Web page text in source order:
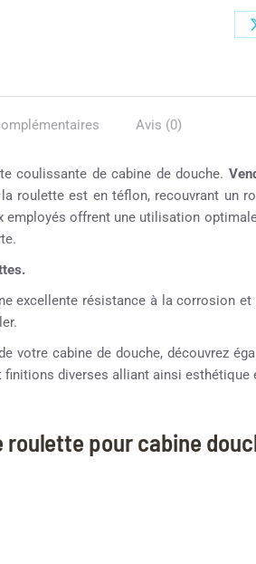
Avis (0)
coulissante de cabine de douche.
roulette est en téflon, recouvrant un
employés offrent une utilisation
excellente résistance à la corrosion
votre cabine de douche, découvrez
finitions diverses alliant ainsi esthétique
pour cabine